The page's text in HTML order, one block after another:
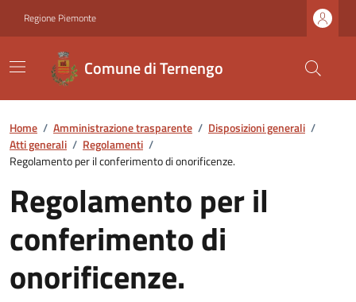
Regione Piemonte
Comune di Ternengo
Home / Amministrazione trasparente / Disposizioni generali /
Atti generali / Regolamenti /
Regolamento per il conferimento di onorificenze.
Regolamento per il
conferimento di
onorificenze.